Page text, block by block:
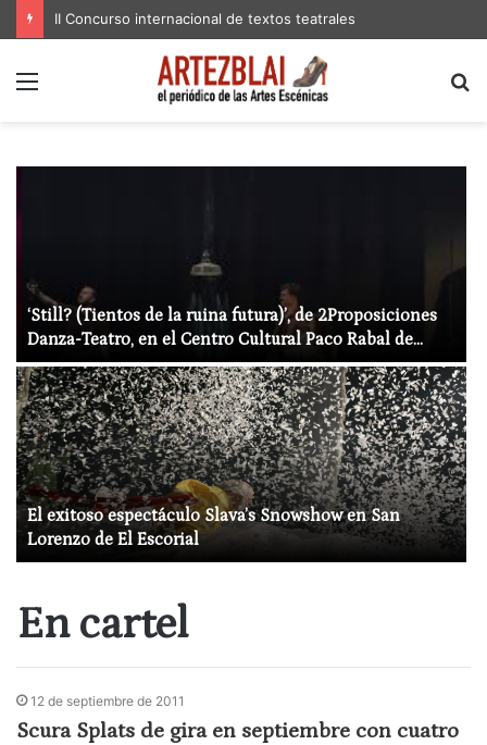
II Concurso internacional de textos teatrales
Menú
‘Still? (Tientos de la ruina futura)’, de 2Proposiciones
Danza-Teatro, en el Centro Cultural Paco Rabal de
Madrid
El exitoso espectáculo Slava’s Snowshow en San
Lorenzo de El Escorial
En cartel
12 de septiembre de 2011
Scura Splats de gira en septiembre con cuatro